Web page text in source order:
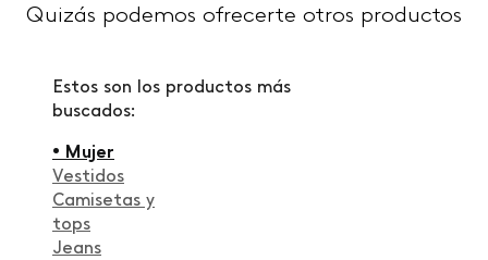
Quizás podemos ofrecerte otros productos
Estos son los productos más
buscados:
• Mujer
Vestidos
Camisetas y
tops
Jeans